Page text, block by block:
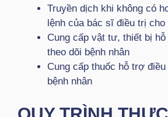
Truyền dịch khi không có
lệnh của bác sĩ điều trị cho
Cung cấp vật tư, thiết bị
theo dõi bệnh nhân
Cung cấp thuốc hỗ trợ
bệnh nhân